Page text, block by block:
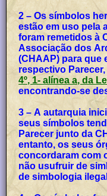
2 – Os símbolos
estão em uso pela
foram remetidos à
Associação dos
(CHAAP) para que
respectivo
4º, 1- alínea a, da
encontrando-se
3 – A autarquia
seus símbolos
Parecer junto da
entanto, os seus
concordaram com
não usufruir de
de simbologia